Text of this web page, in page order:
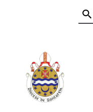
A DIOCESE
CELEBRAÇÃO
VIDA CRISTÃ
NOTÍCIAS